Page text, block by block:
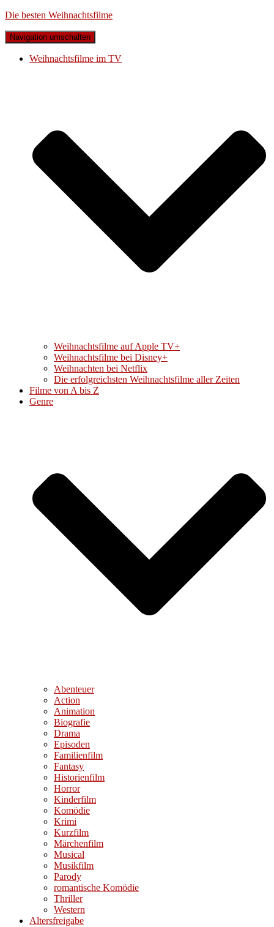
Die besten Weihnachtsfilme
Navigation umschalten
Weihnachtsfilme im TV
Weihnachtsfilme auf Apple TV+
Weihnachtsfilme bei Disney+
Weihnachten bei Netflix
Die erfolgreichsten Weihnachtsfilme aller Zeiten
Filme von A bis Z
Genre
Abenteuer
Action
Animation
Biografie
Drama
Episoden
Familienfilm
Fantasy
Historienfilm
Horror
Kinderfilm
Komödie
Krimi
Kurzfilm
Märchenfilm
Musical
Musikfilm
Parody
romantische Komödie
Thriller
Western
Altersfreigabe